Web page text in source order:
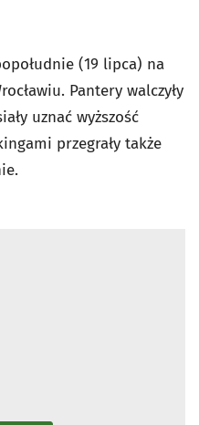
(19 lipca) na
Pantery walczyły
uznać wyższość
przegrały także